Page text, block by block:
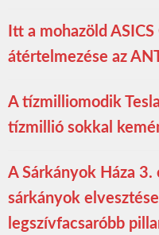
Itt a mohazöld
átértelmezése az
A tízmilliomodik
tízmillió sokkal
A Sárkányok Háza
sárkányok
legszívfacsaróbb